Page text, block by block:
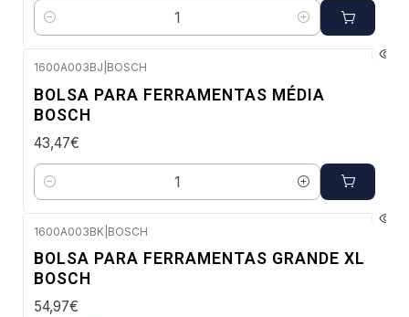
Quantidade
1600A003BJ BOSCH
BOLSA PARA FERRAMENTAS MÉDIA
BOSCH
43,47€
Quantidade
1600A003BK BOSCH
BOLSA PARA FERRAMENTAS GRANDE XL
BOSCH
54,97€